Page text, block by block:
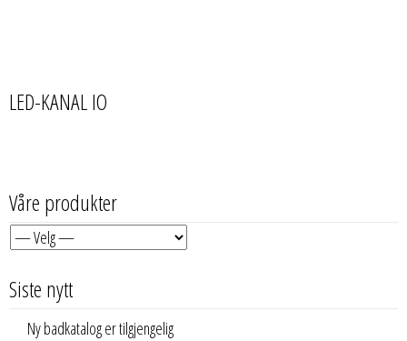
LED-KANAL IO
Våre produkter
Siste nytt
Ny badkatalog er tilgjengelig